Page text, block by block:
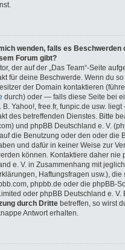
wenden, falls es Beschwerden
Forum gibt?
der auf der „Das Team“-Seite
für deine Beschwerde. Wenn du
der Domain kontaktieren
durch) oder — falls diese Seite bei
B. Yahoo!, free.fr, funpic.de usw.
des betreffenden Dienstes. Bitte
und phpBB Deutschland e. V.
auf die Benutzung oder den oder die
und dafür in keiner Weise zur
können. Kontaktiere daher nie
e. V. in Zusammenhang mit
Haftungsfragen usw.), die
phpbb.de oder die phpBB-
oder phpBB Deutschland e. V.
durch Dritte betreffen, so wirst
Antwort erhalten.